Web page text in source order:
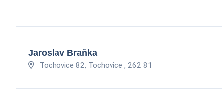
Jaroslav Braňka
Tochovice 82, Tochovice , 262 81